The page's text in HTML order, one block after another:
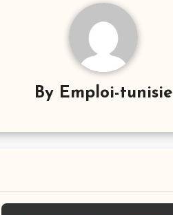
By Emploi-tunisie